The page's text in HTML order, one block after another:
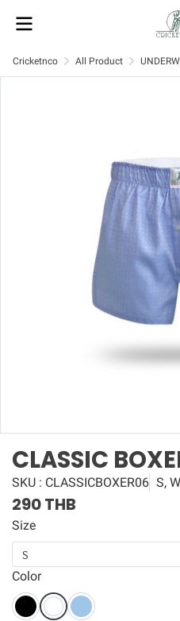
Cricketnco All Product
CLASSIC
SKU : CLASSICBOXER06 S,
290 THB
Size
S
Color